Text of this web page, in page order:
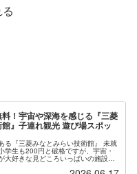
！宇宙や深海を感じる『三菱
』子連れ観光 遊び場スポッ
る『三菱みなとみらい技術館』 未就
学生も200円と破格ですが、宇宙・
大好きな見どころいっぱいの施設で
びに来たついでに、おこさんのご機